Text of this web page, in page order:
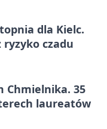
dla Kielc.
ryzyko czadu
Chmielnika. 35
laureatów